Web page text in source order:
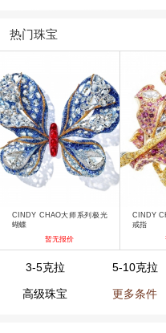
热门珠宝
CINDY CHAO大师系列极光
蝴蝶
暂无报价
CINDY
戒指
3-5克拉 5-10克拉
高级珠宝 更多条件